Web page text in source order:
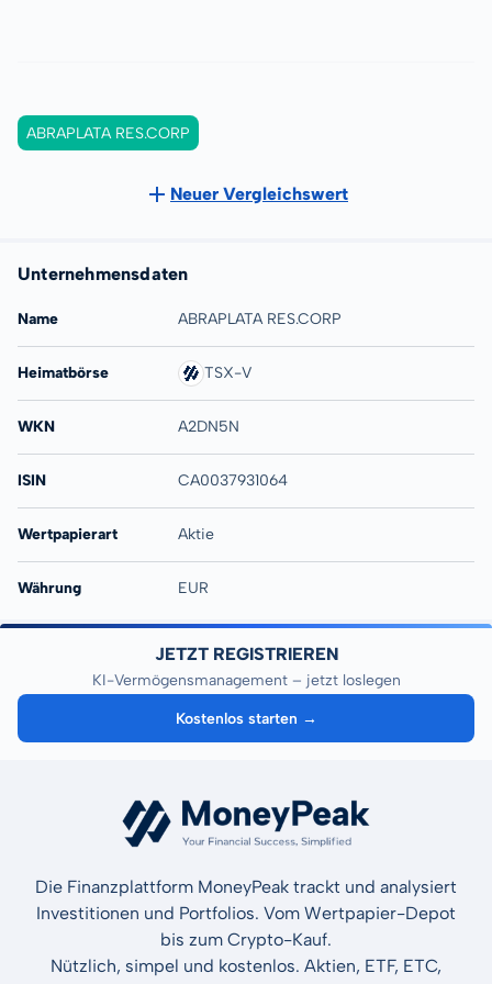
ABRAPLATA RES.CORP
Neuer Vergleichswert
Unternehmensdaten
Name ABRAPLATA RES.CORP
Heimatbörse TSX-V
WKN A2DN5N
ISIN CA0037931064
Wertpapierart Aktie
Währung EUR
JETZT REGISTRIEREN
KI-Vermögensmanagement – jetzt loslegen
Kostenlos starten →
Die Finanzplattform MoneyPeak trackt und analysiert
Investitionen und Portfolios. Vom Wertpapier-Depot
bis zum Crypto-Kauf.
Nützlich, simpel und kostenlos. Aktien, ETF, ETC,